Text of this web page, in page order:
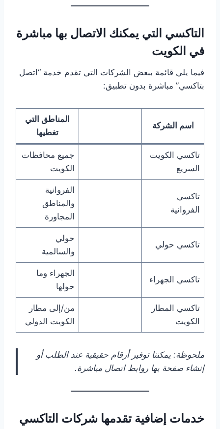
التاكسي التي يمكنك الاتصال بها مباشرة
في الكويت
فيما يلي قائمة ببعض الشركات التي تقدم خدمة “اتصل
بتاكسي” مباشرة بدون تطبيق:
اسم الشركة
المناطق التي
تغطيها
تاكسي الكويت
السريع
جميع محافظات
الكويت
تاكسي
الفروانية
الفروانية
والمناطق
المجاورة
تاكسي حولي
حولي
والسالمية
تاكسي الجهراء
الجهراء وما
حولها
تاكسي المطار
الكويت
من/إلى مطار
الكويت الدولي
ملحوظة: يمكننا توفير أرقام حقيقية عند الطلب أو
إنشاء صفحة بها روابط اتصال مباشرة.
خدمات إضافية تقدمها شركات التاكسي